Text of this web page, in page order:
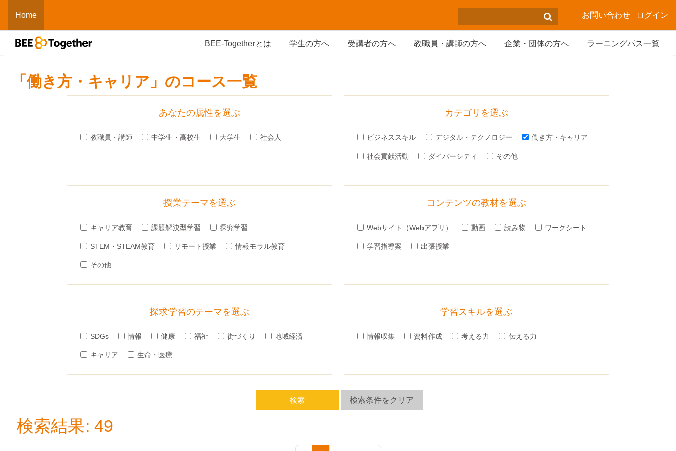
Home
お問い合わせ ログイン
BEE-Togetherとは 学生の方へ 受講者の方へ 教職員・講師の方へ 企業・団体の方へ ラーニングパス一覧
「働き方・キャリア」のコース一覧
あなたの属性を選ぶ
教職員・講師 中学生・高校生 大学生 社会人
カテゴリを選ぶ
ビジネススキル デジタル・テクノロジー 働き方・キャリア
社会貢献活動 ダイバーシティ その他
授業テーマを選ぶ
キャリア教育 課題解決型学習 探究学習
STEM・STEAM教育 リモート授業 情報モラル教育
その他
コンテンツの教材を選ぶ
Webサイト（Webアプリ） 動画 読み物 ワークシート
学習指導案 出張授業
探求学習のテーマを選ぶ
SDGs 情報 健康 福祉 街づくり 地域経済
キャリア 生命・医療
学習スキルを選ぶ
情報収集 資料作成 考える力 伝える力
検索結果: 49